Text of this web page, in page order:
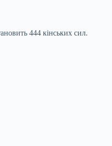
444 кінських сил.